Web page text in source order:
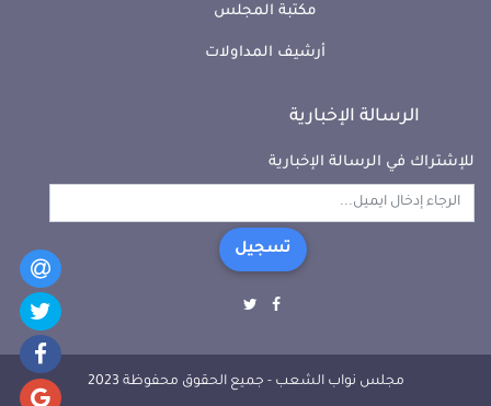
مكتبة المجلس
أرشيف المداولات
الرسالة الإخبارية
للإشتراك في الرسالة الإخبارية
تسجيل
مجلس نواب الشعب - جميع الحقوق محفوظة 2023